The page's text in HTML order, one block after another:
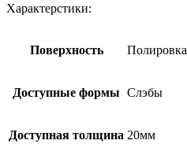
Характерстики:
Поверхность Полировка
Доступные формы Слэбы
Доступная толщина 20мм